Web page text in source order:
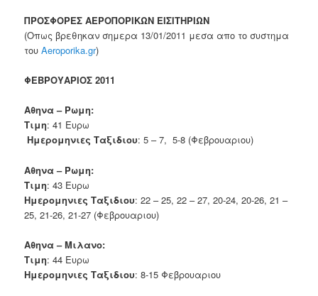
ΠΡΟΣΦΟΡΕΣ ΑΕΡΟΠΟΡΙΚΩΝ ΕΙΣΙΤΗΡΙΩΝ
(Οπως βρεθηκαν σημερα 13/01/2011 μεσα απο το συστημα
τουAeroporika.gr)
ΦΕΒΡΟΥΑΡΙΟΣ 2011
Αθηνα – Ρωμη:
Τιμη: 41 Ευρω
Ημερομηνιες Ταξιδιου: 5 – 7, 5-8 (Φεβρουαριου)
Αθηνα – Ρωμη:
Τιμη: 43 Ευρω
Ημερομηνιες Ταξιδιου: 22 – 25, 22 – 27, 20-24, 20-26, 21 –
25, 21-26, 21-27 (Φεβρουαριου)
Αθηνα – Μιλανο:
Τιμη: 44 Ευρω
Ημερομηνιες Ταξιδιου: 8-15 Φεβρουαριου